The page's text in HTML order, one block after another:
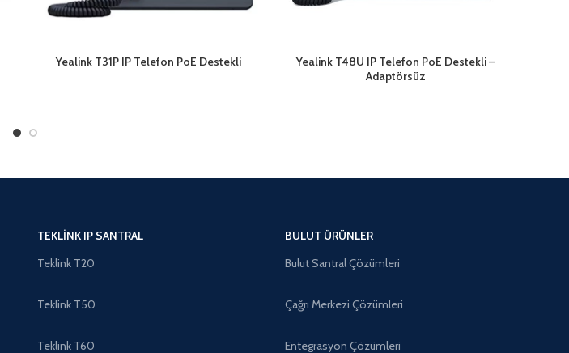
Yealink T31P IP Telefon PoE Destekli
Yealink T48U IP Telefon PoE Destekli –
Adaptörsüz
TEKLINK IP SANTRAL
Teklink T20
Teklink T50
Teklink T60
BULUT ÜRÜNLER
Bulut Santral Çözümleri
Çağrı Merkezi Çözümleri
Entegrasyon Çözümleri